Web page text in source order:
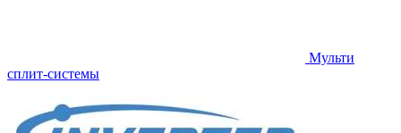
Мульти
сплит-системы